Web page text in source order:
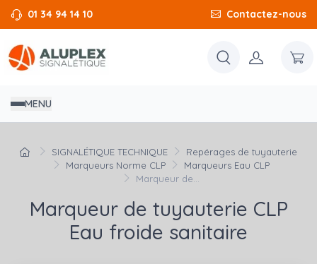
01 34 94 14 10 Contactez-nous
MENU
SIGNALÉTIQUE TECHNIQUE
Repérages de tuyauterie
Marqueurs Norme CLP
Marqueurs Eau CLP
Marqueur de...
Marqueur de tuyauterie CLP
Eau froide sanitaire